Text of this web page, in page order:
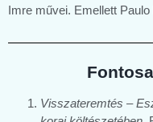
Imre művei. Emellett
Visszateremtés –